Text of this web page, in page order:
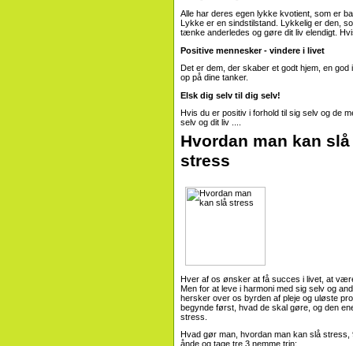
Alle har deres egen lykke kvotient, som er
Lykke er en sindstilstand. Lykkelig er den,
tænke anderledes og gøre dit liv elendigt.
Positive mennesker - vindere i livet
Det er dem, der skaber et godt hjem, en
op på dine tanker.
Elsk dig selv til dig selv!
Hvis du er positiv i forhold til sig selv og de
selv og dit liv ....
Hvordan man kan
stress
Hver af os ønsker at få succes i livet, at
Men for at leve i harmoni med sig selv og
hersker over os byrden af ​​pleje og uløste
begynde først, hvad de skal gøre, og den
stress.
Hvad gør man, hvordan man kan slå
ånde og tage tre 3 nemme trin: